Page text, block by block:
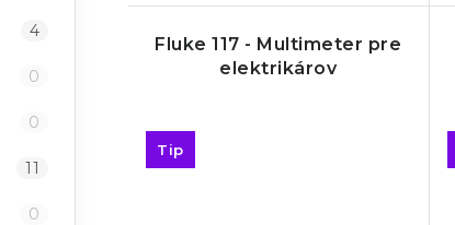
4
0
0
11
0
Fluke 117 - Multimeter pre
elektrikárov
Tip